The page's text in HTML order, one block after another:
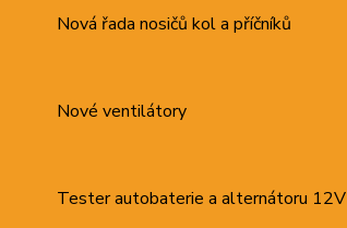
Nová řada nosičů kol a příčníků
Nové ventilátory
Tester autobaterie a alternátoru 12V